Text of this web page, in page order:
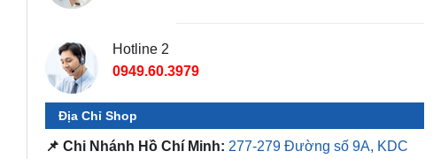
Hotline 2
0949.60.3979
Địa Chỉ Shop
📌 Chi Nhánh Hồ Chí Minh: 277-279 Đường số 9A, KDC